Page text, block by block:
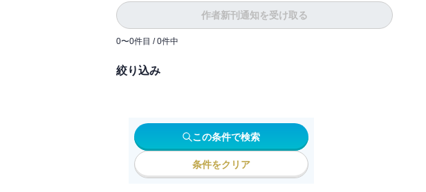
作者新刊通知を受け取る
0〜0件目 / 0件中
絞り込み
この条件で検索
条件をクリア